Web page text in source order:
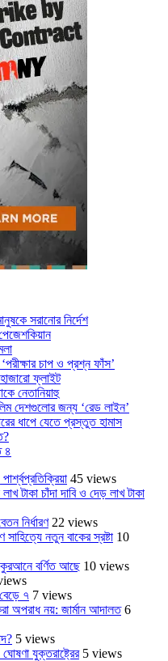
সরানোর নির্দেশ
চাপ ও প্রশ্ন ফাঁস’
ফ্লাইট
নেতানিয়াহু
দেশগুলোর জন্য ‘রেড লাইন’
ধাপে যেতে প্রস্তুত হামাস
৪
45 views
টাকা চাঁদা দাবি ও দেড় লাখ টাকা
নির্ধারণ 22 views
নতুন বাকের স্রষ্টা 10
কুরআনে বর্ণিত আছে 10 views
৭ 7 views
অপরাধ নয়: জার্মান আদালত 6
5 views
যুক্তরাষ্ট্রের 5 views